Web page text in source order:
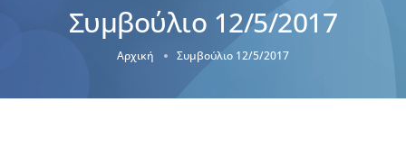
Συμβούλιο 12/5/2017
Αρχική Συμβούλιο 12/5/2017